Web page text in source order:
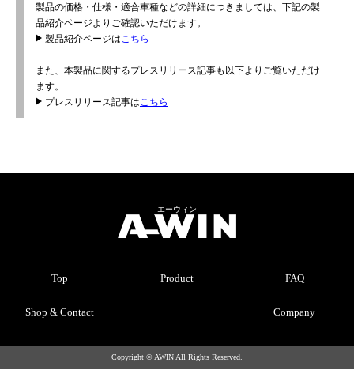
製品の価格・仕様・適合車種などの詳細につきましては、下記の製
品紹介ページよりご確認いただけます。
製品紹介ページは こちら
また、本製品に関するプレスリリース記事も以下よりご覧いただけ
ます。
プレスリリース記事は こちら
エーウィン
Top Product FAQ
Shop & Contact Company
Copyright © AWIN All Rights Reserved.